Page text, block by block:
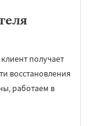
получает
восстановления
работаем в